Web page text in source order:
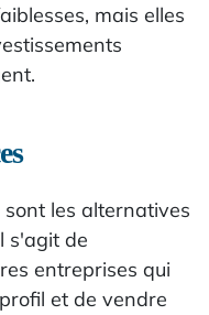
mais elles
les alternatives
s'agit de
entreprises qui
et de vendre